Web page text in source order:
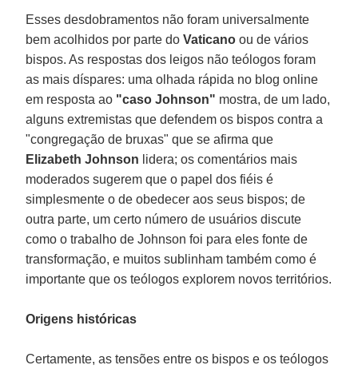
Esses desdobramentos não foram universalmente
bem acolhidos por parte doVaticanoou de vários
bispos. As respostas dos leigos não teólogos foram
as mais díspares: uma olhada rápida no blog online
em resposta ao "caso Johnson" mostra, de um lado,
alguns extremistas que defendem os bispos contra a
"congregação de bruxas" que se afirma que
Elizabeth Johnson lidera; os comentários mais
moderados sugerem que o papel dos fiéis é
simplesmente o de obedecer aos seus bispos; de
outra parte, um certo número de usuários discute
como o trabalho de Johnson foi para eles fonte de
transformação, e muitos sublinham também como é
importante que os teólogos explorem novos territórios.
Origens históricas
Certamente, as tensões entre os bispos e os teólogos